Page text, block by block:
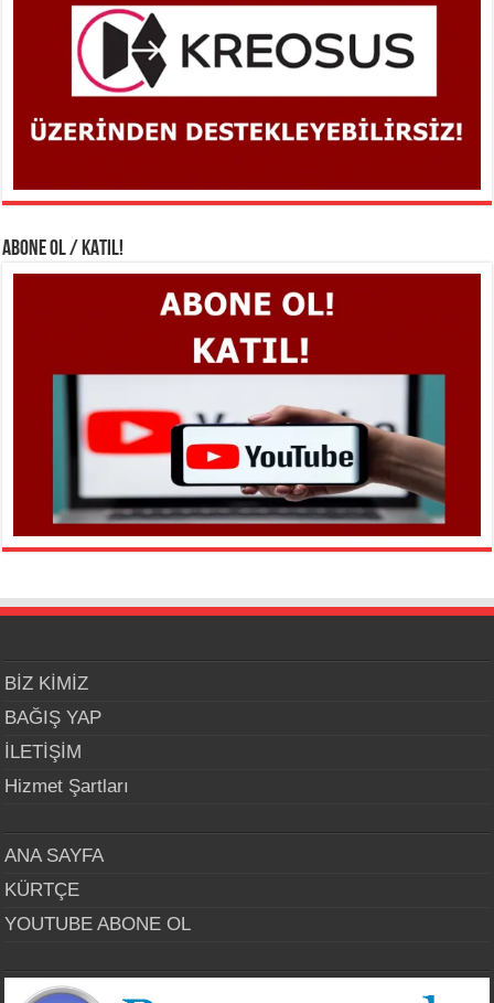
ABONE OL / KATIL!
BİZ KİMİZ
BAĞIŞ YAP
İLETİŞİM
Hizmet Şartları
ANA SAYFA
KÜRTÇE
YOUTUBE ABONE OL